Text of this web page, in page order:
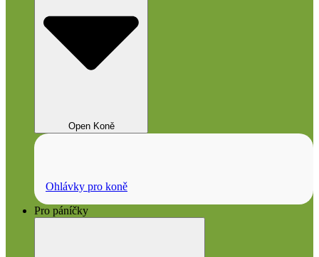
Open Koně
Ohlávky pro koně
Pro páníčky